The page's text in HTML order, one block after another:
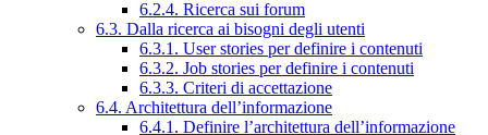
6.2.4. Ricerca sui forum
6.3. Dalla ricerca ai bisogni degli utenti
6.3.1. User stories per definire i contenuti
6.3.2. Job stories per definire i contenuti
6.3.3. Criteri di accettazione
6.4. Architettura dell’informazione
6.4.1. Definire l’architettura dell’informazione